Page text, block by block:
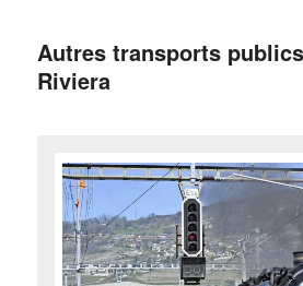
Autres transports
Riviera